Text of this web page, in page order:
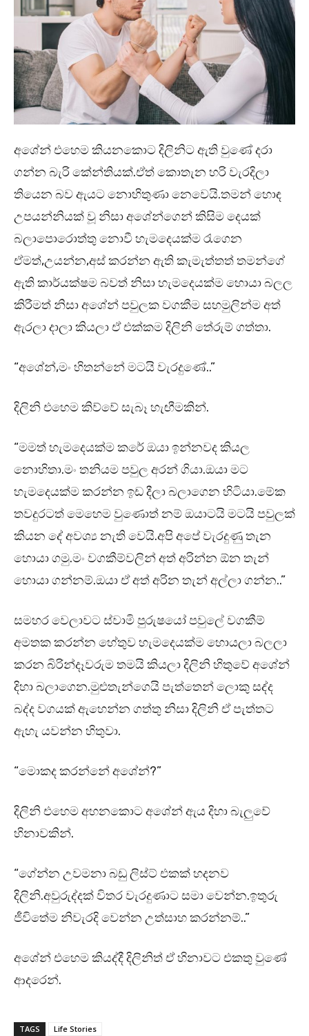
අශේන් එහෙම කියනකොට දිලිනිට ඇති වුණේ දරා
ගන්න බැරි කේන්තියක්.ඒත් කොතැන හරි වැරදිලා
තියෙන බව ඇයට නොහිතුණා නෙවෙයි.තමන් හොඳ
උපයන්නියක් වූ නිසා අශේන්ගෙන් කිසිම දෙයක්
බලාපොරොත්තු නොවී හැමදෙයක්ම රැගෙන
ඒමත්,උයන්න,අස් කරන්න ඇති කැමැත්තත් තමන්ගේ
ඇති කාර්යක්ෂම බවත් නිසා හැමදෙයක්ම හොයා බලල
කිරීමත් නිසා අශේන් පවුලක වගකීම සහමුලින්ම අත්
ඇරලා දාලා කියලා ඒ එක්කම දිලිනි තේරුම් ගත්තා.
“අශේන්,මං හිතන්නේ මටයි වැරදුණේ..”
දිලිනි එහෙම කිව්වේ සැබෑ හැඟීමකින්.
“මමත් හැමදෙයක්ම කරේ ඔයා ඉන්නවද කියල
නොහිතා.මං තනියම පවුල අරන් ගියා.ඔයා මට
හැමදෙයක්ම කරන්න ඉඩ දීලා බලාගෙන හිටියා.මේක
තවදුරටත් මෙහෙම වුණොත් නම් ඔයාටයි මටයි පවුලක්
කියන දේ අවශ්‍ය නැති වෙයි.අපි අපේ වැරදුණු තැන
හොයා ගමු.මං වගකීම්වලින් අත් අරින්න ඕන තැන්
හොයා ගන්නම්.ඔයා ඒ අත් අරින තැන් අල්ලා ගන්න..”
සමහර වෙලාවට ස්වාමි පුරුෂයෝ පවුලේ වගකීම්
අමතක කරන්න හේතුව හැමදෙයක්ම හොයලා බලලා
කරන බිරින්දෑවරුම තමයි කියලා දිලිනි හිතුවේ අශේන්
දිහා බලාගෙන.මුළුතැන්ගෙයි පැත්තෙන් ලොකු සද්ද
බද්ද වගයක් ඇහෙන්න ගත්තු නිසා දිලිනි ඒ පැත්තට
ඇහැ යවන්න හිතුවා.
“මොකද කරන්නේ අශේන්?”
දිලිනි එහෙම අහනකොට අශේන් ඇය දිහා බැලුවේ
හිනාවකින්.
“ගේන්න උවමනා බඩු ලිස්ට් එකක් හදනව
දිලිනි.අවුරුද්දක් විතර වැරදුණාට සමා වෙන්න.ඉතුරු
ජීවිතේම නිවැරදි වෙන්න උත්සාහ කරන්නම්..”
අශේන් එහෙම කියද්දී දිලිනිත් ඒ හිනාවට එකතු වුණේ
ආදරෙන්.
TAGS Life Stories